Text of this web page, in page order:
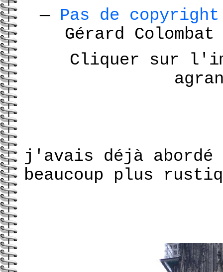
— Pas de
Gérard
Cliquer sur
j'avais déjà
beaucoup plus